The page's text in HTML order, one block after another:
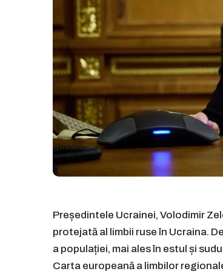
Președintele Ucrainei, Volodimir
protejată al limbii ruse în Ucraina.
a populației, mai ales în estul și
Carta europeană a limbilor